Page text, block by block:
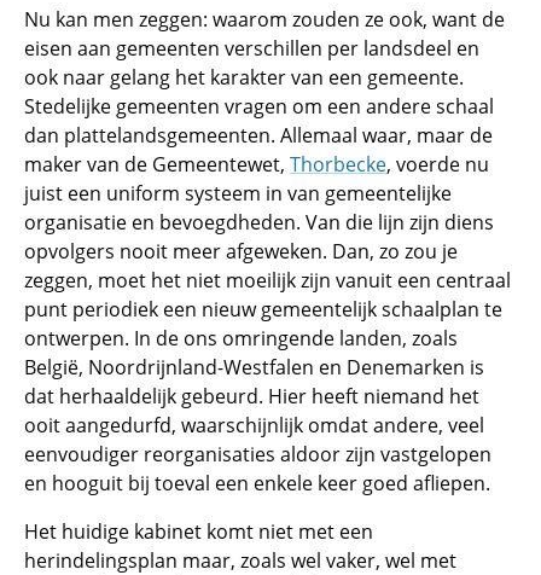
Nu kan men zeggen: waarom zouden ze ook, want de
eisen aan gemeenten verschillen per landsdeel en
ook naar gelang het karakter van een gemeente.
Stedelijke gemeenten vragen om een andere schaal
dan plattelandsgemeenten. Allemaal waar, maar de
maker van de Gemeentewet, Thorbecke, voerde nu
juist een uniform systeem in van gemeentelijke
organisatie en bevoegdheden. Van die lijn zijn diens
opvolgers nooit meer afgeweken. Dan, zo zou je
zeggen, moet het niet moeilijk zijn vanuit een centraal
punt periodiek een nieuw gemeentelijk schaalplan te
ontwerpen. In de ons omringende landen, zoals
België, Noordrijnland-Westfalen en Denemarken is
dat herhaaldelijk gebeurd. Hier heeft niemand het
ooit aangedurfd, waarschijnlijk omdat andere, veel
eenvoudiger reorganisaties aldoor zijn vastgelopen
en hooguit bij toeval een enkele keer goed afliepen.
Het huidige kabinet komt niet met een
herindelingsplan maar, zoals wel vaker, wel met